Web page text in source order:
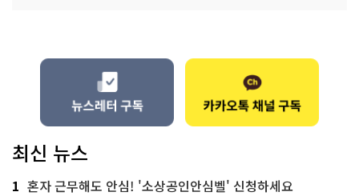
최신 뉴스
1 혼자 근무해도 안심! '소상공인안심벨' 신청하세요